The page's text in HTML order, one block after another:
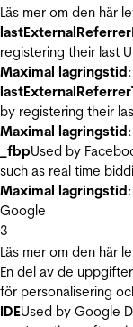
Läs mer om den här
lastExternalReferrer
registering their last
Maximal lagringstid
by registering their
Maximal lagringstid
_fbpUsed by
such as real time
Maximal lagringstid
Google
3
Läs mer om den här
En del av de
för personalisering
IDEUsed by Google